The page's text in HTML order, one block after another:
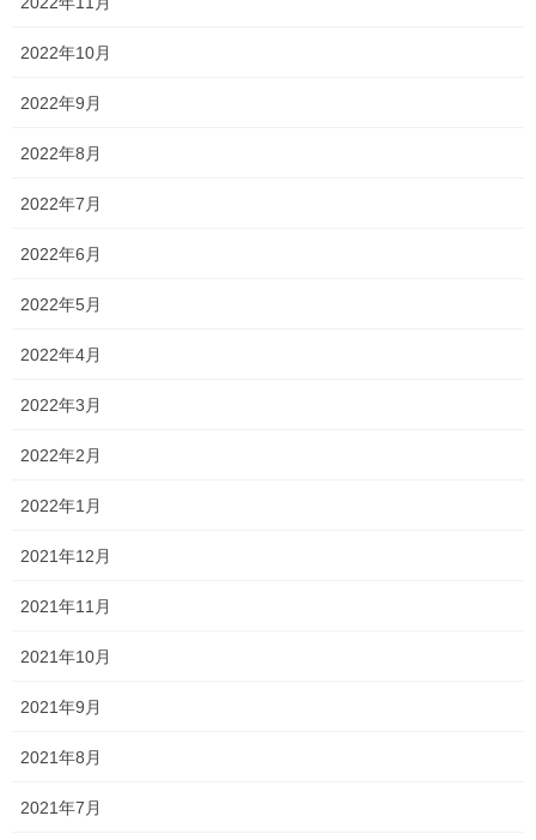
確かに分かります・・・
でも抜かないで欲しいです。
理由は2つあります
まず1つ目
抜いてしまうことで毛根の奥にある
毛母細胞が死滅してしまい
2022年10月
2022年9月
2022年8月
2022年7月
2022年6月
2022年5月
2022年4月
2022年3月
2022年2月
2022年1月
2021年12月
2021年11月
2021年10月
2021年9月
2021年8月
2021年7月